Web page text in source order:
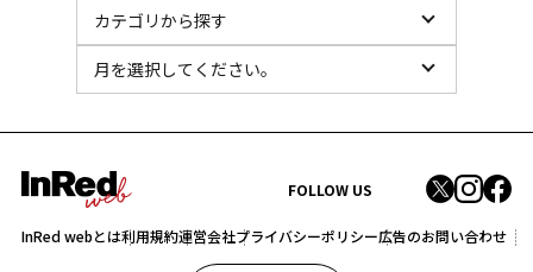
FOLLOW US
InRed webとは利用規約運営会社プライバシーポリシー広告のお問い合わせ